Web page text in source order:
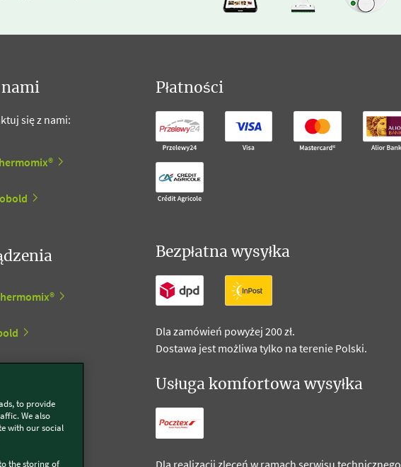
się z nami:
Płatności
Bezpłatna wysyłka
Dla zamówień powyżej 200 zł.
Dostawa jest możliwa tylko na terenie Polski.
Usługa komfortowa wysyłka
Dla realizacji zleceń w ramach serwisu technicznego
to provide
We also
with our social
the storing of